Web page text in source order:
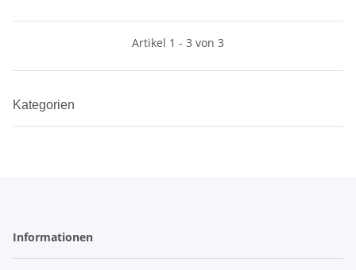
Artikel 1 - 3 von 3
Kategorien
Informationen